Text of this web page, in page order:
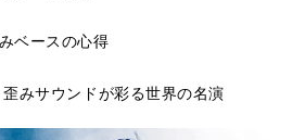
ベースの心得
みサウンドが彩る世界の名演